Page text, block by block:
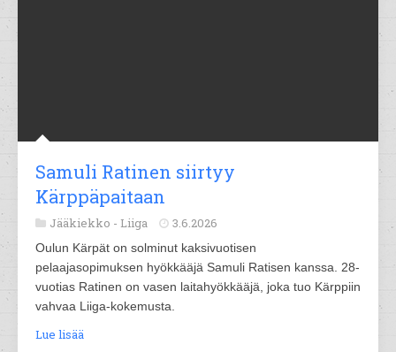
Samuli Ratinen siirtyy
Kärppäpaitaan
Jääkiekko - Liiga 3.6.2026
Oulun Kärpät on solminut kaksivuotisen
pelaajasopimuksen hyökkääjä Samuli Ratisen kanssa. 28-
vuotias Ratinen on vasen laitahyökkääjä, joka tuo Kärppiin
vahvaa Liiga-kokemusta.
Lue lisää